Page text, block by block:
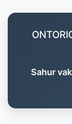
Sahur